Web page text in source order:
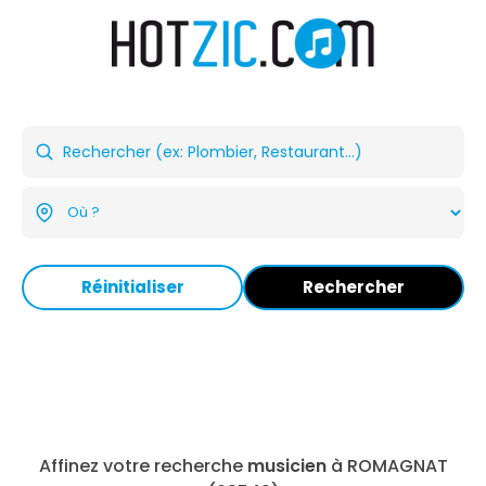
Réinitialiser Rechercher
Affinez votre recherche musicienà ROMAGNAT